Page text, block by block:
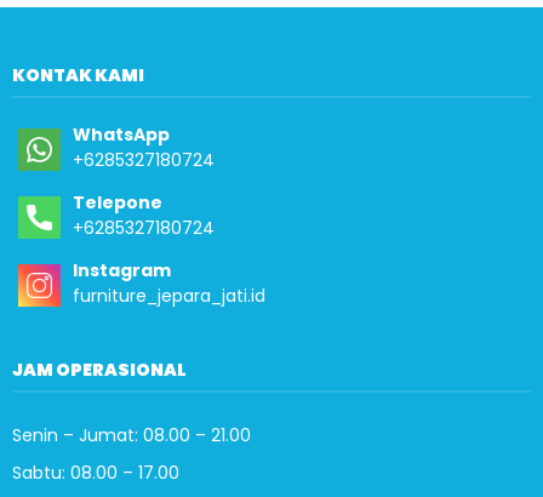
KONTAK KAMI
WhatsApp
+6285327180724
Telepone
+6285327180724
Instagram
furniture_jepara_jati.id
JAM OPERASIONAL
Senin – Jumat: 08.00 – 21.00
Sabtu: 08.00 – 17.00